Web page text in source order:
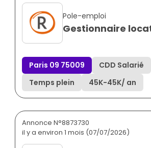
Pole-emploi
Gestionnaire
Paris 09 75009 CDD Salarié
Temps plein
45K-45K/ an
Annonce N°8873730
il y a environ 1 mois (07/07/2026)